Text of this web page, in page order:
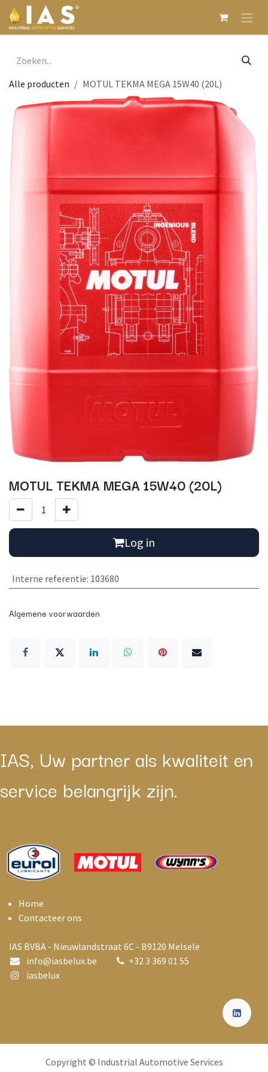
Overslaan naar inhoud
Alle producten MOTUL TEKMA MEGA 15W40 (20L)
MOTUL TEKMA MEGA 15W40 (20L)
Log in
Interne referentie: 103680
Algemene voorwaarden
IAS, Uw partner als kwaliteit en
service belangrijk zijn.
Home
Contacteer ons
IAS BVBA - Nieuwlandstraat 6C - B9120 Melsele
info@iasbelux.be +32 3 369 01 55
iasbelux
Copyright © Industrial Automotive Services